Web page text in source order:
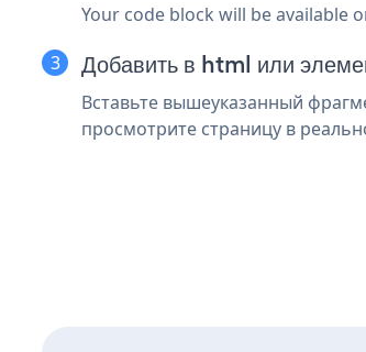
Your code block will be available
Добавить в html или
Вставьте вышеуказанный
просмотрите страницу в